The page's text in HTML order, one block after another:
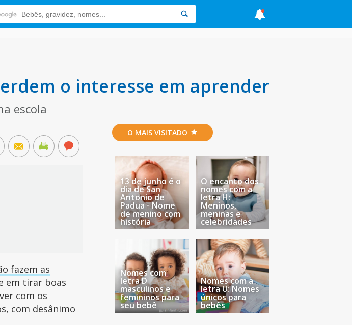
o interesse em aprender
escola
fazem as
em tirar boas
com os
com desânimo
O MAIS VISITADO
13 de junho é o
dia de San
Antonio de
Padua - Nome
de menino com
história
O encanto dos
nomes com a
letra H:
Meninos,
meninas e
celebridades
Nomes com
letra D
masculinos e
femininos para
seu bebê
Nomes com a
letra U: Nomes
únicos para
bebês